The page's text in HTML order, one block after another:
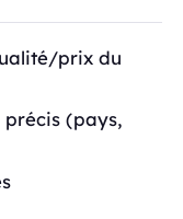
prix du
(pays,